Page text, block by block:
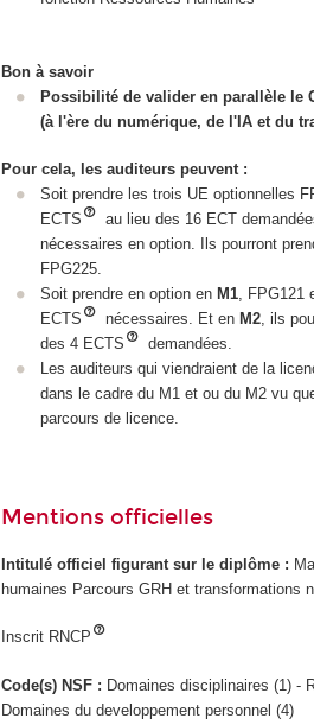
Bon à savoir
Possibilité de valider en parallèle le
(à l'ère du numérique, de l'IA et du
Pour cela, les auditeurs peuvent :
Soit prendre les trois UE optionnelles
ECTS
au lieu des 16 ECT
nécessaires en option. Ils pourront
FPG225.
Soit prendre en option en M1, FPG121
ECTS
nécessaires. Et en M2, ils
des 4 ECTS
demandées.
Les auditeurs qui viendraient de la
dans le cadre du M1 et ou du M2 vu
parcours de licence.
Mentions officielles
Intitulé officiel figurant sur le diplôme :
humaines Parcours GRH et transformations
Inscrit RNCP
Code(s) NSF : Domaines disciplinaires (1) -
Domaines du developpement personnel (4)